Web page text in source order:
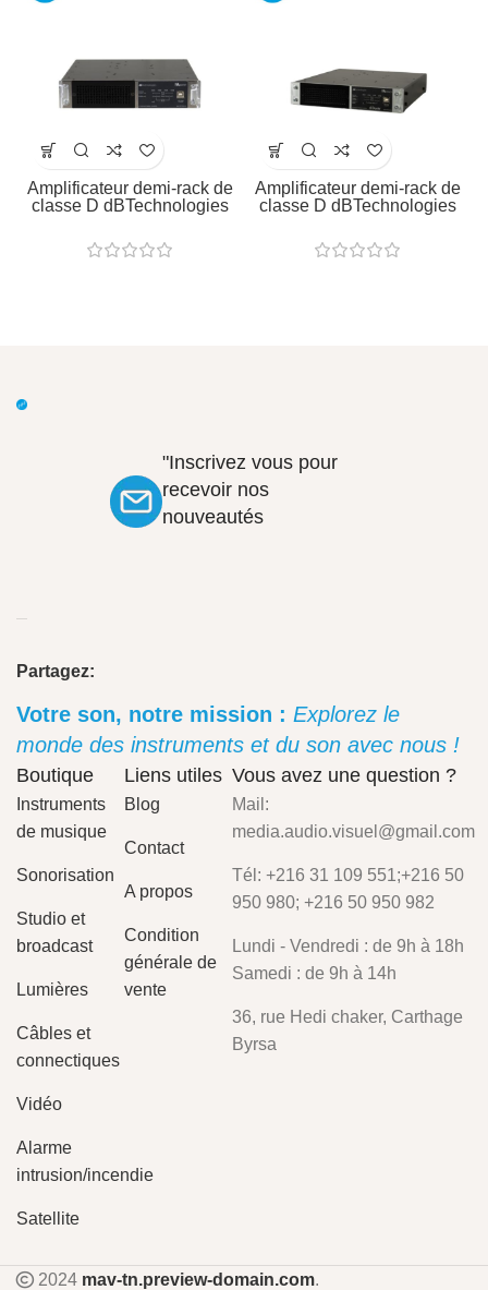
Amplificateur demi-rack de
classe D dBTechnologies
Amplificateur demi-rack de
classe D dBTechnologies
"Inscrivez vous pour
recevoir nos
nouveautés
Partagez:
Votre son, notre mission : Explorez le
monde des instruments et du son avec nous !
Boutique
Instruments
de musique
Sonorisation
Studio et
broadcast
Lumières
Câbles et
connectiques
Vidéo
Alarme
intrusion/incendie
Satellite
Liens utiles
Blog
Contact
A propos
Condition
générale de
vente
Vous avez une question ?
Mail:
media.audio.visuel@gmail.com
Tél: +216 31 109 551;+216 50
950 980; +216 50 950 982
Lundi - Vendredi : de 9h à 18h
Samedi : de 9h à 14h
36, rue Hedi chaker, Carthage
Byrsa
2024 mav-tn.preview-domain.com.